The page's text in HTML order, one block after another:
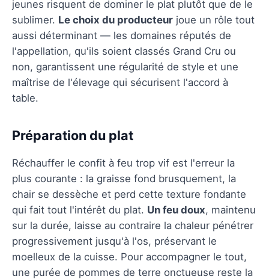
jeunes risquent de dominer le plat plutôt que de le
sublimer. Le choix du producteur joue un rôle tout
aussi déterminant — les domaines réputés de
l'appellation, qu'ils soient classés Grand Cru ou
non, garantissent une régularité de style et une
maîtrise de l'élevage qui sécurisent l'accord à
table.
Préparation du plat
Réchauffer le confit à feu trop vif est l'erreur la
plus courante : la graisse fond brusquement, la
chair se dessèche et perd cette texture fondante
qui fait tout l'intérêt du plat. Un feu doux, maintenu
sur la durée, laisse au contraire la chaleur pénétrer
progressivement jusqu'à l'os, préservant le
moelleux de la cuisse. Pour accompagner le tout,
une purée de pommes de terre onctueuse reste la